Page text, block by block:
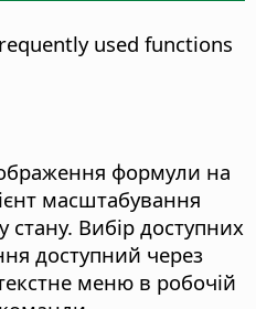
used functions
формули на
масштабування
стану. Вибір доступних
доступний через
меню в робочій